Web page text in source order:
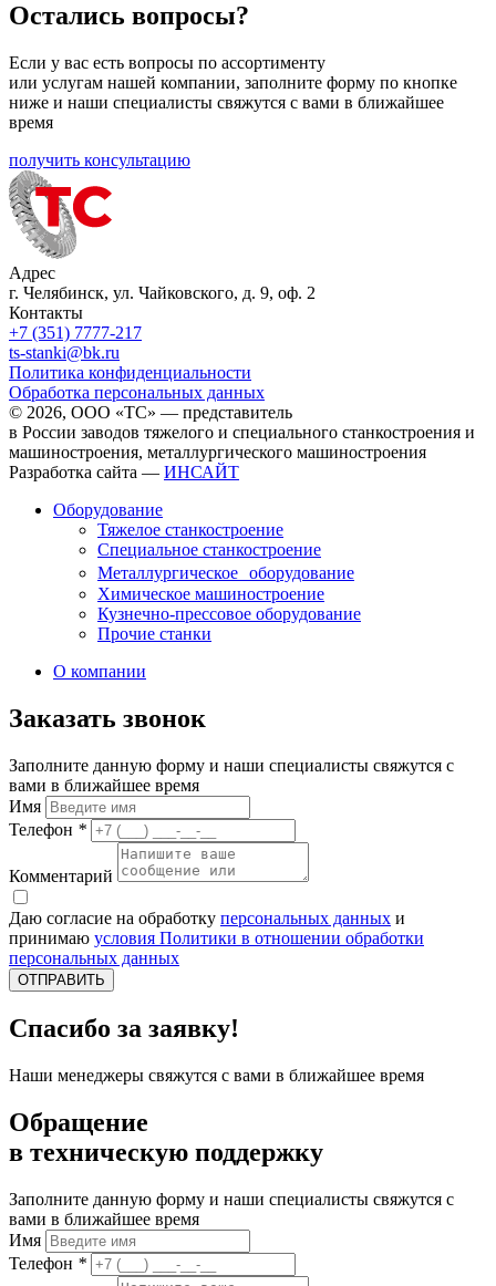
Остались вопросы?
Если у вас есть вопросы по ассортименту
или услугам нашей компании, заполните форму по кнопке
ниже и наши специалисты свяжутся с вами в ближайшее
время
получить консультацию
Адрес
г. Челябинск, ул. Чайковского, д. 9, оф. 2
Контакты
+7 (351) 7777-217
ts-stanki@bk.ru
Политика конфиденциальности
Обработка персональных данных
© 2026, ООО «ТС» — представитель
в России заводов тяжелого и специального станкостроения и
машиностроения, металлургического машиностроения
Разработка сайта — ИНСАЙТ
Оборудование
Тяжелое станкостроение
Специальное станкостроение
Металлургическое оборудование
Химическое машиностроение
Кузнечно-прессовое оборудование
Прочие станки
О компании
Заказать звонок
Заполните данную форму и наши специалисты свяжутся с
вами в ближайшее время
Имя
Телефон *
Комментарий
Даю согласие на обработку персональных данных и
принимаю условия Политики в отношении обработки
персональных данных
ОТПРАВИТЬ
Спасибо за заявку!
Наши менеджеры свяжутся с вами в ближайшее время
Обращение
в техническую поддержку
Заполните данную форму и наши специалисты свяжутся с
вами в ближайшее время
Имя
Телефон *